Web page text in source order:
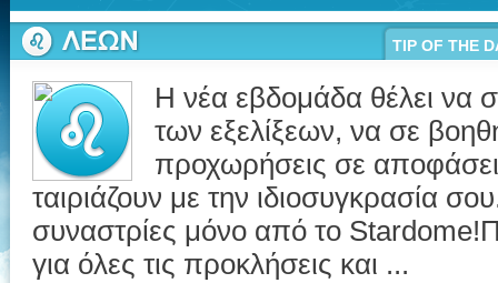
TIP OF THE
Η νέα εβδομάδα θέλει να
των εξελίξεων, να σε
προχωρήσεις σε
ταιριάζουν με την ιδιοσυγκρασία
συναστρίες μόνο από το
για όλες τις προκλήσεις και ...